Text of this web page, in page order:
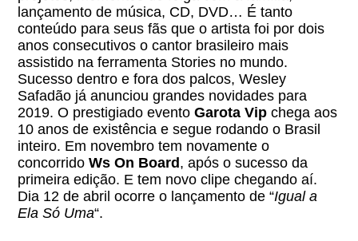
lançamento de música, CD, DVD… É tanto
conteúdo para seus fãs que o artista foi por dois
anos consecutivos o cantor brasileiro mais
assistido na ferramenta Stories no mundo.
Sucesso dentro e fora dos palcos, Wesley
Safadão já anunciou grandes novidades para
2019. O prestigiado eventoGarota Vip chega aos
10 anos de existência e segue rodando o Brasil
inteiro. Em novembro tem novamente o
concorridoWs On Board, após o sucesso da
primeira edição. E tem novo clipe chegando aí.
Dia 12 de abril ocorre o lançamento de “Igual a
Ela Só Uma“.